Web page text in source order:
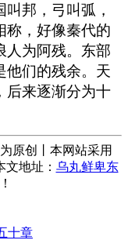
邦，弓叫弧，
称，好像秦代的
人为阿残。东部
他们的残余。天
后来逐渐分为十
原创丨本网站采用
地址： 乌丸鲜卑东
十章